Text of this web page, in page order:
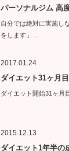
パーソナルジム 高
自分では絶対に実施し
をします」…
2017.01.24
ダイエット31ヶ月
ダイエット開始31ヶ月
2015.12.13
ダイエット1年半の